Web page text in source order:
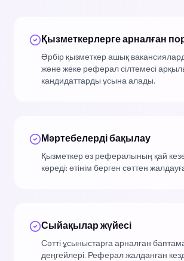
Қызметкерлерге арналған
Әрбір қызметкер ашық
және жеке реферал сілтемесі
кандидаттарды ұсына алады.
Мәртебелерді бақылау
Қызметкер өз рефералының қай
көреді: өтінім берген сәттен
Сыйақылар жүйесі
Сәтті ұсыныстарға арналған
деңгейлері. Реферал жалданған